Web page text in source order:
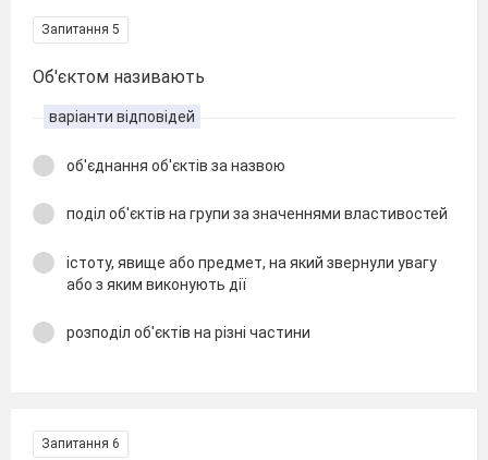
Запитання 5
Об'єктом називають
варіанти відповідей
об'єднання об'єктів за назвою
поділ об'єктів на групи за значеннями властивостей
істоту, явище або предмет, на який звернули увагу
або з яким виконують дії
розподіл об'єктів на різні частини
Запитання 6